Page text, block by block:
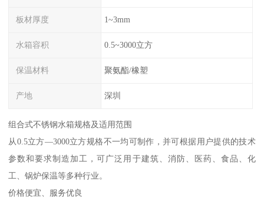
板材厚度 1~3mm
水箱容积 0.5~3000立方
保温材料 聚氨酯/橡塑
产地 深圳
组合式不锈钢水箱规格及适用范围
从0.5立方—3000立方规格不一均可制作，并可根据用户提供的技术
参数和要求制造加工，可广泛用于建筑、消防、医药、食品、化
工、锅炉保温等多种行业。
价格便宜、服务优良